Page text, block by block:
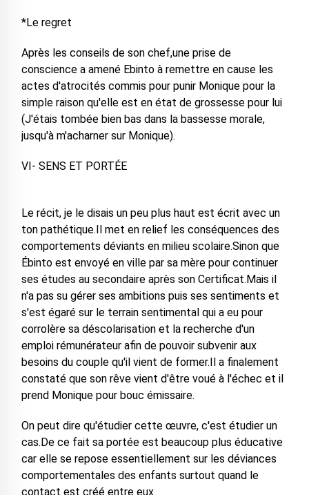
*Le regret
Après les conseils de son chef,une prise de
conscience a amené Ebinto à remettre en cause les
actes d'atrocités commis pour punir Monique pour la
simple raison qu'elle est en état de grossesse pour lui
(J'étais tombée bien bas dans la bassesse morale,
jusqu'à m'acharner sur Monique).
VI- SENS ET PORTÉE
Le récit, je le disais un peu plus haut est écrit avec un
ton pathétique.Il met en relief les conséquences des
comportements déviants en milieu scolaire.Sinon que
Ébinto est envoyé en ville par sa mère pour continuer
ses études au secondaire après son Certificat.Mais il
n'a pas su gérer ses ambitions puis ses sentiments et
s'est égaré sur le terrain sentimental qui a eu pour
corrolère sa déscolarisation et la recherche d'un
emploi rémunérateur afin de pouvoir subvenir aux
besoins du couple qu'il vient de former.Il a finalement
constaté que son rêve vient d'être voué à l'échec et il
prend Monique pour bouc émissaire.
On peut dire qu'étudier cette œuvre, c'est étudier un
cas.De ce fait sa portée est beaucoup plus éducative
car elle se repose essentiellement sur les déviances
comportementales des enfants surtout quand le
contact est créé entre eux.